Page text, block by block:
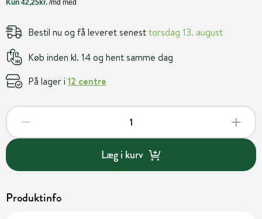
Bestil nu og få leveret senesttorsdag 13. august
Køb inden kl. 14 og hent samme dag
På lager i 12 centre
Læg i kurv
Produktinfo